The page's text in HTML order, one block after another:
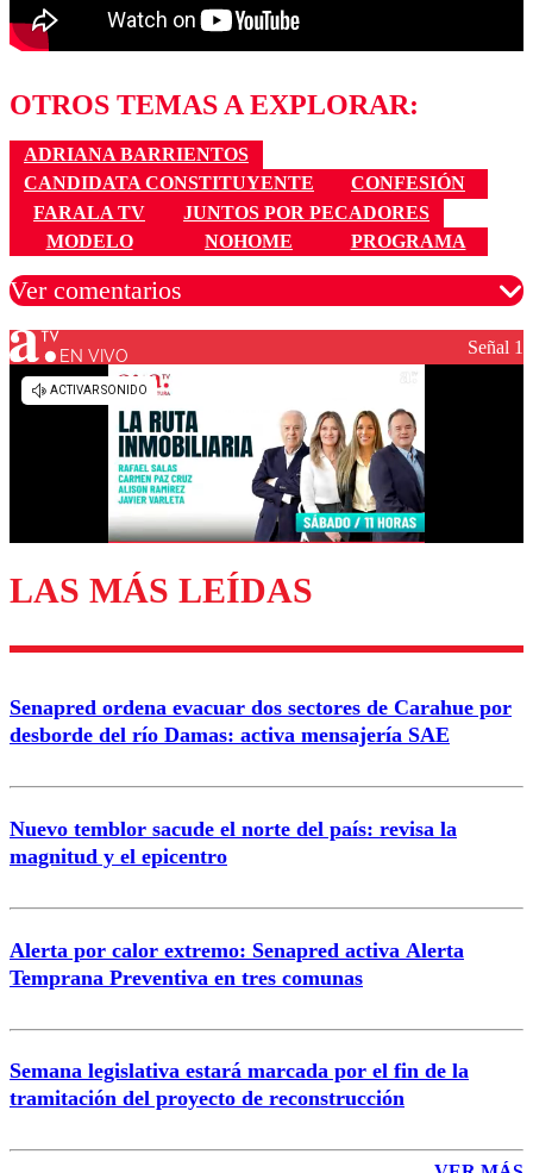
OTROS TEMAS A EXPLORAR:
ADRIANA BARRIENTOS
CANDIDATA CONSTITUYENTE
CONFESIÓN
FARALA TV
JUNTOS POR PECADORES
MODELO
NOHOME PROGRAMA
Ver comentarios
Los comentarios son moderados para garantizar un
Enviar comentario
EN VIVO Señal 1
LAS MÁS LEÍDAS
Senapred ordena evacuar dos sectores de Carahue por
desborde del río Damas: activa mensajería SAE
Nuevo temblor sacude el norte del país: revisa la
magnitud y el epicentro
Alerta por calor extremo: Senapred activa Alerta
Temprana Preventiva en tres comunas
Semana legislativa estará marcada por el fin de la
tramitación del proyecto de reconstrucción